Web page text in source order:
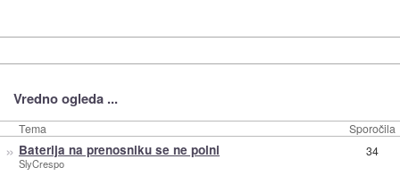
Vredno ogleda ...
Tema Sporočila
» Baterija na prenosniku se ne polni
SlyCrespo
34